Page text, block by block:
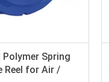
Polymer Spring
Reel for Air /